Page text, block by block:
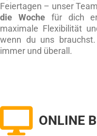
Feiertagen – unser
die Wochefür dich
maximale Flexibilität
wenn du uns
immer und überall.
ONLINE